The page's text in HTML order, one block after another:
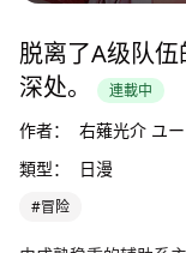
脱离了A级队
深处。
連載中
作者：
右薙光介 ユー
類型：
日漫
#冒险